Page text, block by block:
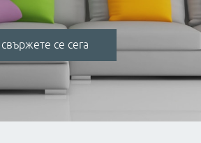
свържете се сега